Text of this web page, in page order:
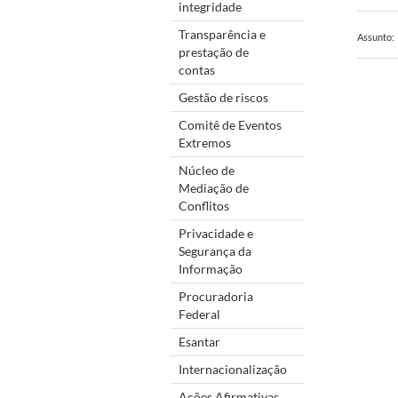
integridade
Transparência e
prestação de
contas
Gestão de riscos
Comitê de Eventos
Extremos
Núcleo de
Mediação de
Conflitos
Privacidade e
Segurança da
Informação
Procuradoria
Federal
Esantar
Internacionalização
Assunto: